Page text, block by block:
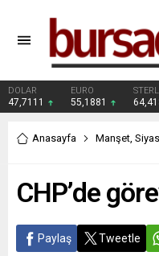
DOLAR
47,7111
EURO
55,1881
Anasayfa Manşet,
CHP’de
Paylaş Tweetle